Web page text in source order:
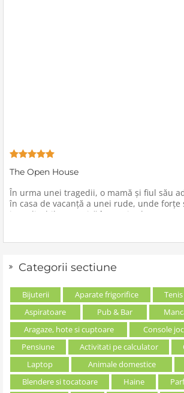
The Open House
În urma unei tragedii, o mamă şi fiul său
în casa de vacanţă a unei rude, unde forţe
inexplicabile conspiră împotriva lor.
Categorii sectiune
Bijuterii Aparate frigorifice Tenis
Aspiratoare
Pub & Bar
Aragaze, hote si cuptoare
Console
Pensiune
Activitati pe calculator
Laptop
Animale domestice
Blendere si tocatoare
Haine